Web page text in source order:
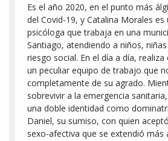
Es el año 2020, en el punto más
del Covid-19, y Catalina Morales es
psicóloga que trabaja en una
Santiago, atendiendo a niños,
riesgo social. En el día a día,
un peculiar equipo de trabajo que
completamente de su agrado.
sobrevivir a la emergencia
una doble identidad como
Daniel, su sumiso, con quien
sexo-afectiva que se extendió más